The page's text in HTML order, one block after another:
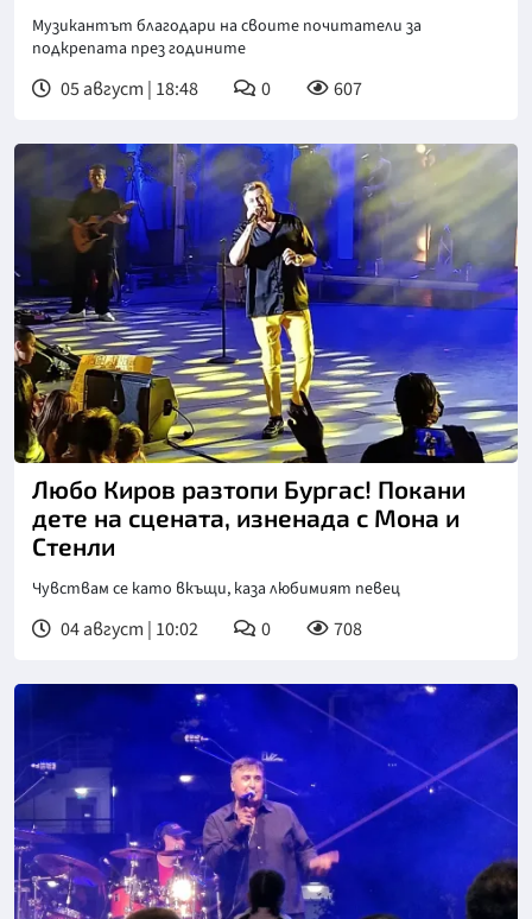
Музикантът благодари на своите почитатели за
подкрепата през годините
05 август | 18:48 0 607
Снимка: БТА
Любо Киров разтопи Бургас! Покани
дете на сцената, изненада с Мона и
Стенли
Чувствам се като вкъщи, каза любимият певец
04 август | 10:02 0 708